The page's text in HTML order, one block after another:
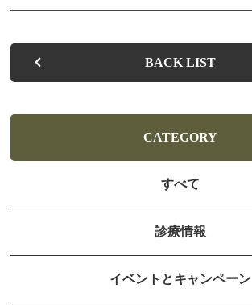
空間を提供します
よくある質問
お知らせ
ブログ
BACK LIST
CATEGORY
すべて
診療情報
イベントとキャンペーン